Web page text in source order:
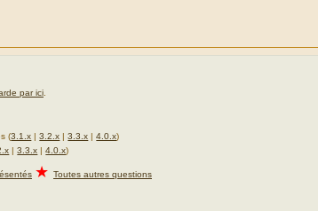
par ici
(3.1.x |3.2.x |3.3.x |4.0.x)
|3.3.x |4.0.x)
★ Toutes autres questions